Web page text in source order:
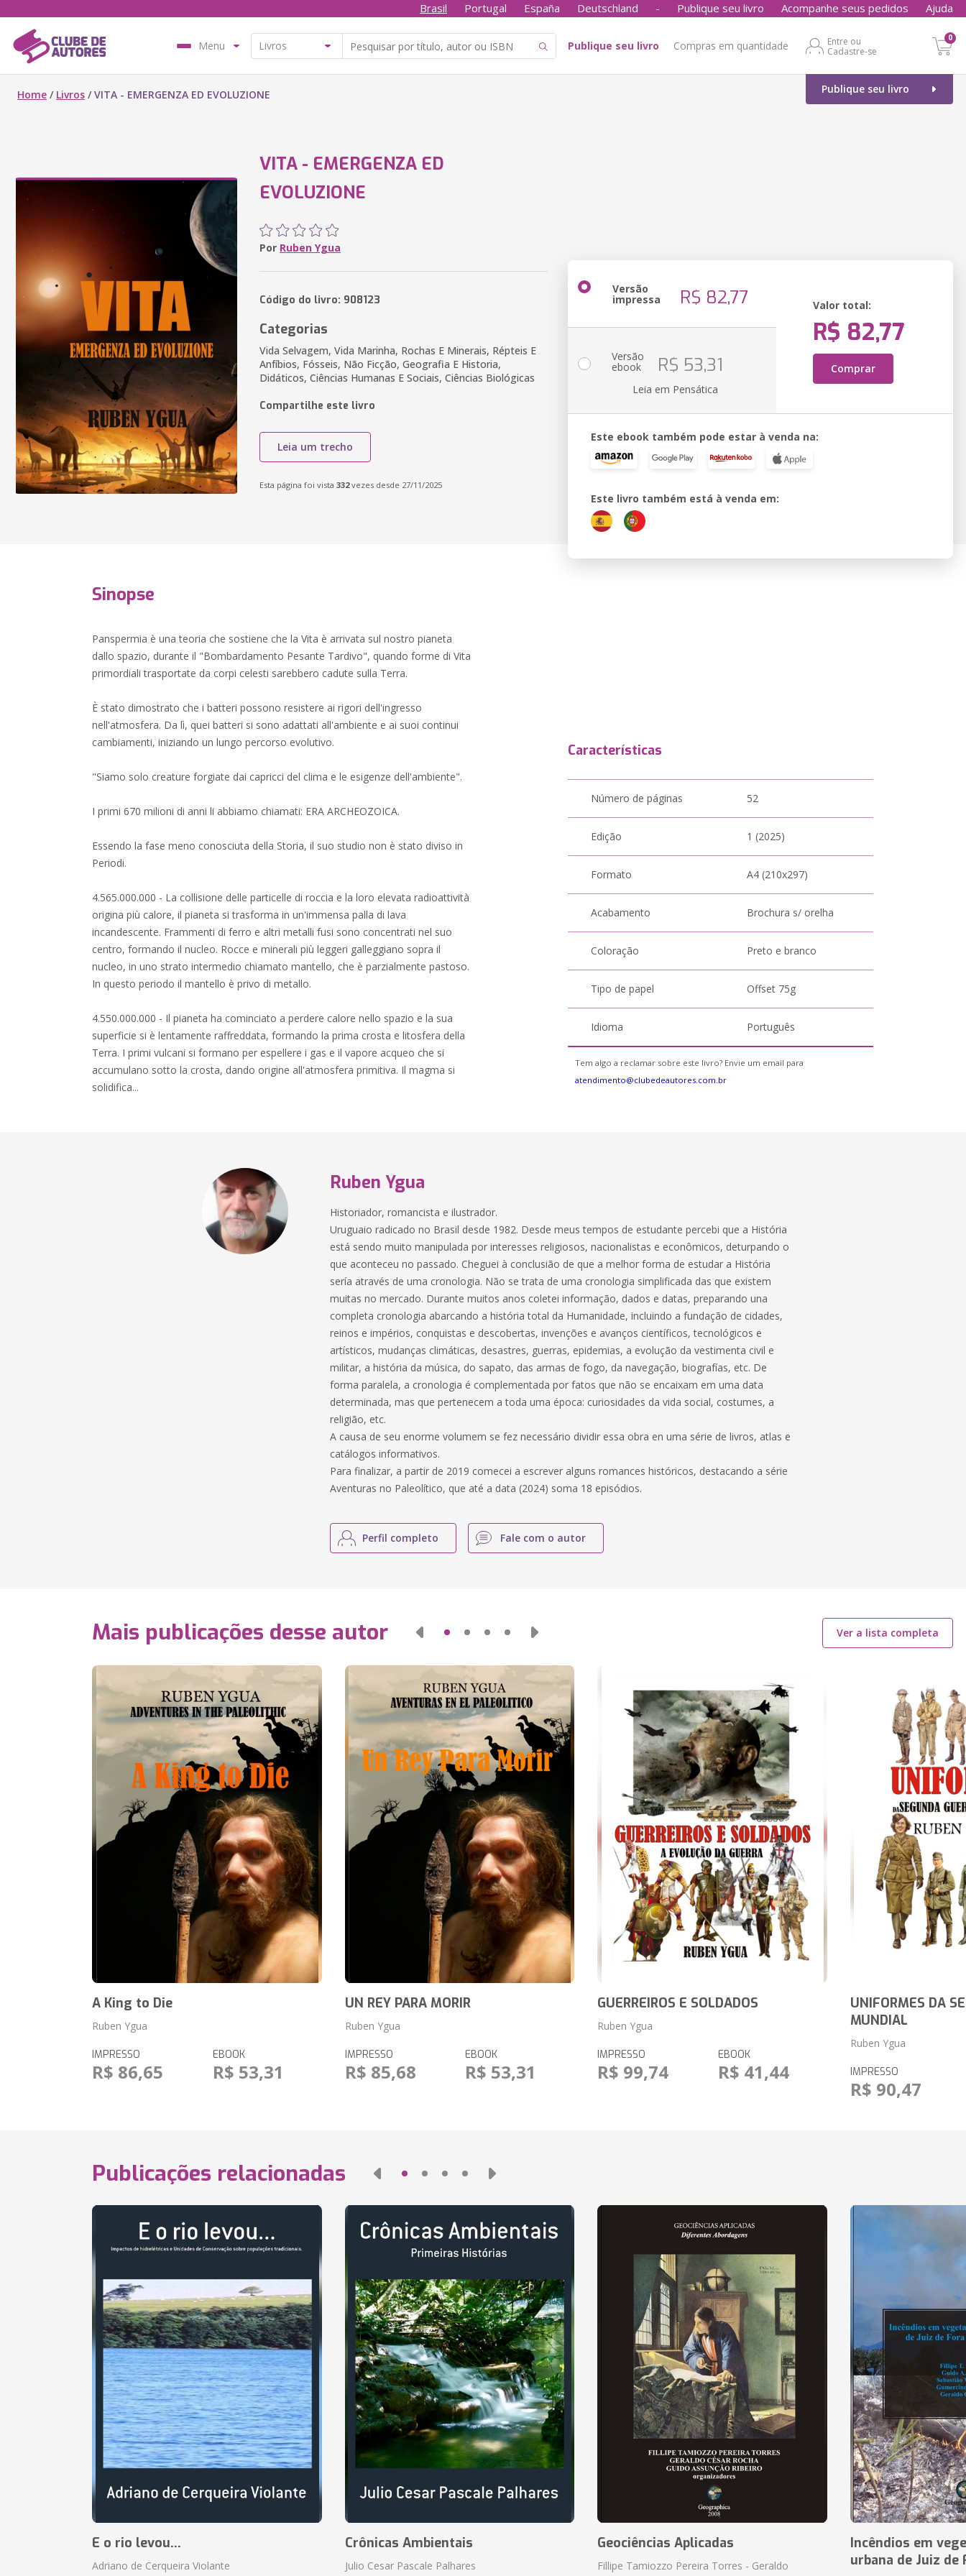
Brasil Portugal España Deutschland - Publique seu livro Acompanhe seus pedidos Ajuda
Menu Publique seu livro Compras em quantidade
Entre ou
Cadastre-se
0
Publique seu livro
Home / Livros /VITA - EMERGENZA ED EVOLUZIONE
VITA - EMERGENZA ED
EVOLUZIONE
Por Ruben Ygua
Código do livro: 908123
Categorias
Vida Selvagem, Vida Marinha, Rochas E Minerais, Répteis E
Anfíbios, Fósseis, Não Ficção, Geografia E Historia,
Didáticos, Ciências Humanas E Sociais, Ciências Biológicas
Compartilhe este livro
Leia um trecho
Esta página foi vista 332vezes desde 27/11/2025
Versão
impressa R$ 82,77 Valor total:
R$ 82,77
Comprar
Versão
ebook R$ 53,31
Leia em Pensática
Este ebook também pode estar à venda na:
Este livro também está à venda em:
Sinopse
Panspermia è una teoria che sostiene che la Vita è arrivata sul nostro pianeta
dallo spazio, durante il "Bombardamento Pesante Tardivo", quando forme di Vita
primordiali trasportate da corpi celesti sarebbero cadute sulla Terra.
È stato dimostrato che i batteri possono resistere ai rigori dell'ingresso
nell'atmosfera. Da lì, quei batteri si sono adattati all'ambiente e ai suoi continui
cambiamenti, iniziando un lungo percorso evolutivo.
"Siamo solo creature forgiate dai capricci del clima e le esigenze dell'ambiente".
I primi 670 milioni di anni li abbiamo chiamati: ERA ARCHEOZOICA.
Essendo la fase meno conosciuta della Storia, il suo studio non è stato diviso in
Periodi.
4.565.000.000 - La collisione delle particelle di roccia e la loro elevata radioattività
origina più calore, il pianeta si trasforma in un'immensa palla di lava
incandescente. Frammenti di ferro e altri metalli fusi sono concentrati nel suo
centro, formando il nucleo. Rocce e minerali più leggeri galleggiano sopra il
nucleo, in uno strato intermedio chiamato mantello, che è parzialmente pastoso.
In questo periodo il mantello è privo di metallo.
4.550.000.000 - Il pianeta ha cominciato a perdere calore nello spazio e la sua
superficie si è lentamente raffreddata, formando la prima crosta e litosfera della
Terra. I primi vulcani si formano per espellere i gas e il vapore acqueo che si
accumulano sotto la crosta, dando origine all'atmosfera primitiva. Il magma si
solidifica...
Características
Número de páginas 52
Edição 1 (2025)
Formato A4 (210x297)
Acabamento Brochura s/ orelha
Coloração Preto e branco
Tipo de papel Offset 75g
Idioma Português
Tem algo a reclamar sobre este livro? Envie um email para
atendimento@clubedeautores.com.br
Ruben Ygua
Historiador, romancista e ilustrador.
Uruguaio radicado no Brasil desde 1982. Desde meus tempos de estudante percebi que a História
está sendo muito manipulada por interesses religiosos, nacionalistas e econômicos, deturpando o
que aconteceu no passado. Cheguei à conclusião de que a melhor forma de estudar a História
sería através de uma cronologia. Não se trata de uma cronologia simplificada das que existem
muitas no mercado. Durante muitos anos coletei informação, dados e datas, preparando una
completa cronologia abarcando a história total da Humanidade, incluindo a fundação de cidades,
reinos e impérios, conquistas e descobertas, invenções e avanços científicos, tecnológicos e
artísticos, mudanças climáticas, desastres, guerras, epidemias, a evolução da vestimenta civil e
militar, a história da música, do sapato, das armas de fogo, da navegação, biografías, etc. De
forma paralela, a cronologia é complementada por fatos que não se encaixam em uma data
determinada, mas que pertenecem a toda uma época: curiosidades da vida social, costumes, a
religião, etc.
A causa de seu enorme volumem se fez necessário dividir essa obra en uma série de livros, atlas e
catálogos informativos.
Para finalizar, a partir de 2019 comecei a escrever alguns romances históricos, destacando a série
Aventuras no Paleolítico, que até a data (2024) soma 18 episódios.
Perfil completo Fale com o autor
Mais publicações desse autor Ver a lista completa
A King to Die
Ruben Ygua
IMPRESSO
R$ 86,65
EBOOK
R$ 53,31
UN REY PARA MORIR
Ruben Ygua
IMPRESSO
R$ 85,68
EBOOK
R$ 53,31
GUERREIROS E SOLDADOS
Ruben Ygua
IMPRESSO
R$ 99,74
EBOOK
R$ 41,44
UNIFORMES DA
MUNDIAL
Ruben Ygua
IMPRESSO
R$ 90,47
Publicações relacionadas
E o rio levou...
Adriano de Cerqueira Violante
Crônicas Ambientais
Julio Cesar Pascale Palhares
Geociências Aplicadas
Fillipe Tamiozzo Pereira Torres - Geraldo
Incêndios em
urbana de Juiz de